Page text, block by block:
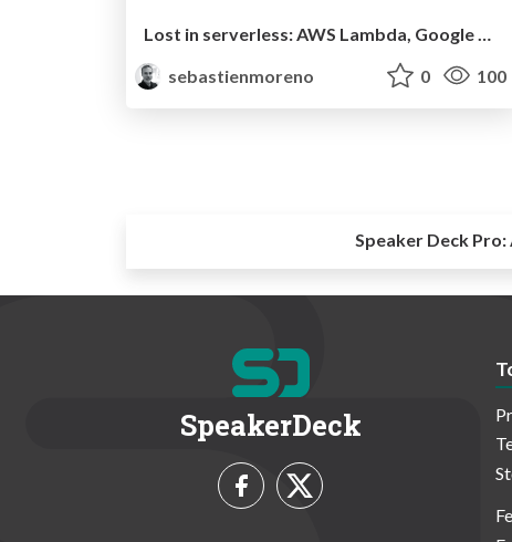
sebastienmoreno
0 100
Speaker Deck Pro:
SpeakerDeck